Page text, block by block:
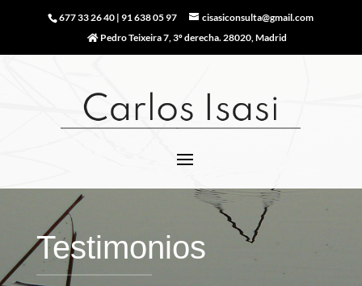
677 33 26 40 |91 638 05 97
cisasiconsulta@gmail.com
Pedro Teixeira 7, 3º derecha. 28020, Madrid
Testimonios